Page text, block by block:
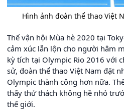
Hình ảnh đoàn thể thao Việt
Thế vận hội Mùa hè 2020 tại
cảm xúc lẫn lộn cho người hâm
kỳ tích tại Olympic Rio 2016 với
sử, đoàn thể thao Việt Nam đặt
Olympic thành công hơn nữa.
thấy thử thách không hề nhỏ
thế giới.